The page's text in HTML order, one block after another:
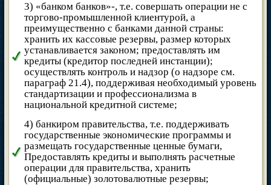
3) «банком банков»-, т.е. совершать операции не с
торгово-промышленной клиентурой, а
преимущественно с банками данной страны:
хранить их кассовые резервы, размер которых
устанавливается законом; предоставлять им
кредиты (кредитор последней инстанции);
осуществлять контроль и надзор (о надзоре см.
параграф 21.4), поддерживая необходимый уровень
стандартизации и профессионализма в
национальной кредитной системе;
4) банкиром правительства, т.е. поддерживать
государственные экономические программы и
размещать государственные ценные бумаги,
Предоставлять кредиты и выполнять расчетные
операции для правительства, хранить
(официальные) золотовалютные резервы;